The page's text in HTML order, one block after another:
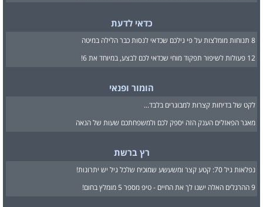
כדאי לדעת
8 תנוחות מומלצות על פי גילכם שכדאי לנסות כבר הלילה במיטה
12 פעולות לשיפור תפקוד מוחי שכדאי לכם לבצע, במיוחד את 6!
הומור ופנאי
לקט של בדיחות קצרות למבוגרים בלבד...
מאגר הפאזלים הענק הזה יספק לכם ולמשפחתכם שעות של הנאה
רץ ברשת
נפלאות גיל 70: קטע קצר ומשעשע שמוכיח שלכל גיל יש יתרונות!
9 ההרגלים האלה ישנו לך את החיים - טיפ מספר 5 מומלץ בחום!